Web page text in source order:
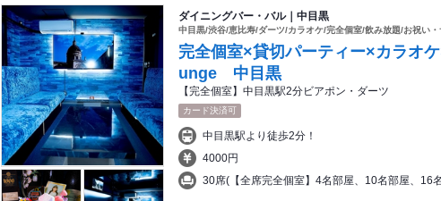
ダイニングバー・バル｜中目黒
中目黒/渋谷/恵比寿/ダーツ/カラオケ/完全個室/飲み放題/お祝い
完全個室×貸切パーティー×カラ
unge 中目黒
【完全個室】中目黒駅2分ビアポン・ダーツ
カード決済可
中目黒駅より徒歩2分！
4000円
30席(【全席完全個室】4名部屋、10名部屋、16